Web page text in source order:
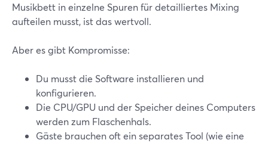
Musikbett in einzelne Spuren für detailliertes Mixing
aufteilen musst, ist das wertvoll.
Aber es gibt Kompromisse:
Du musst die Software installieren und
konfigurieren.
Die CPU/GPU und der Speicher deines Computers
werden zum Flaschenhals.
Gäste brauchen oft ein separates Tool (wie eine